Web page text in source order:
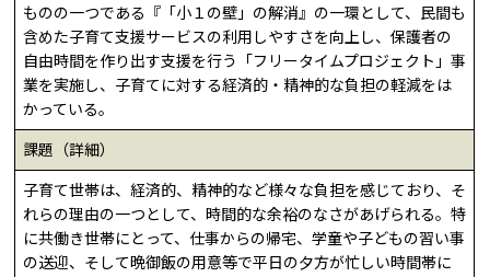
ものの一つである『「小１の壁」の解消』の一環として、民間も
含めた子育て支援サービスの利用しやすさを向上し、保護者の
自由時間を作り出す支援を行う「フリータイムプロジェクト」事
業を実施し、子育てに対する経済的・精神的な負担の軽減をは
かっている。
課題（詳細）
子育て世帯は、経済的、精神的など様々な負担を感じており、そ
れらの理由の一つとして、時間的な余裕のなさがあげられる。特
に共働き世帯にとって、仕事からの帰宅、学童や子どもの習い事
の送迎、そして晩御飯の用意等で平日の夕方が忙しい時間帯に